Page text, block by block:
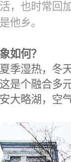
，也时常回
他乡。
如何？
季湿热，冬
是个融合多
大略湖，空